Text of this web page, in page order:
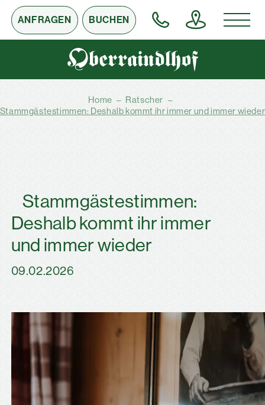
ANFRAGEN BUCHEN
Home – Ratscher –
Stammgästestimmen: Deshalb kommt ihr immer und immer wieder
Stammgästestimmen:
Deshalb kommt ihr immer
und immer wieder
09.02.2026